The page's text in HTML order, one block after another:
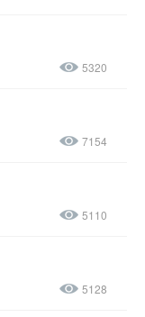
5320
7154
5110
5128